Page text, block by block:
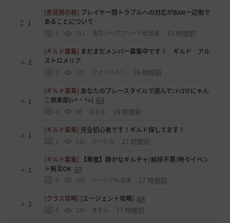
1
[意見掲示板] プレイヤー間トラブルへの対応がBAN一辺倒で
あることについて
1 113 浅井ジークフリード配信者 15 時間前
2
[ギルド募集] まだまだメンバー募集中です！ ギルド アル
ストロメリア
0 121 フォンバルト 16 時間前
1
[ギルド募集] あなたのプレースタイルで遊んでﾆｬﾝｺ💛にゃん
こ倶楽部(=^・^=)
0 88 ぱるる 16 時間前
1
[ギルド募集] 完全初心者です！ギルド探してます！
1 131 けーとら 17 時間前
1
[ギルド募集]
【華嵐】静かなギルチャ/挨拶不要/時々イベン
ト無言OK
0 109 リーシアR-日本 17 時間前
2
[クラス攻略] [エージェント攻略]
0 126 まそん 17 時間前